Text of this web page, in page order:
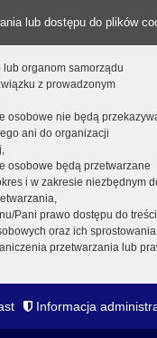
lub dostępu do plików
lub organom samorządu
z prowadzonym
osobowe nie będą
ani do organizacji
osobowe będą przetwarzane
i w zakresie niezbędnym
Pani prawo dostępu do treści
oraz ich
przetwarzania lub
Informacja